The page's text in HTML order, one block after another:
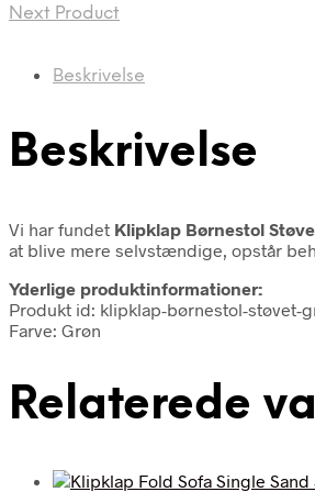
Next Product
Beskrivelse
Beskrivelse
Vi har fundet Klipklap Børnestol
at blive mere selvstændige, opstår
Yderlige produktinformationer:
Produkt id: klipklap-børnestol-støvet-
Farve: Grøn
Relaterede